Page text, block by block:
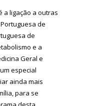
a ligação a outras
de
de
e a
Geral e
especial
ainda mais
para se